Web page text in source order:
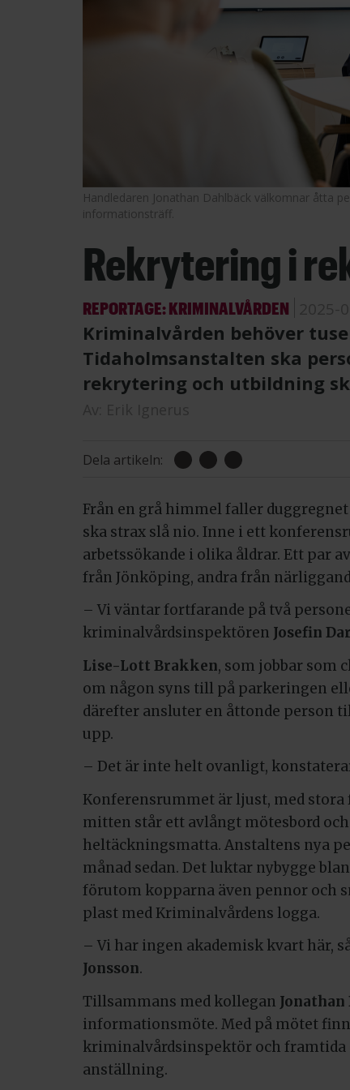
Handledaren Jonathan Dahlbäck välkomnar åtta
informationsträff.
Rekrytering i
REPORTAGE: KRIMINALVÅRDEN
Kriminalvården behöver
Tidaholmsanstalten ska
rekrytering och utbildning
Dela artikeln:
Från en grå himmel faller
ska strax slå nio. Inne i ett
arbetssökande i olika åldrar. Ett par
från Jönköping, andra från
– Vi väntar fortfarande på två
kriminalvårdsinspektören Josefin
Lise-Lott Brakken, som jobbar som
om någon syns till på parkeringen
därefter ansluter en åttonde person
upp.
– Det är inte helt ovanligt,
Konferensrummet är ljust, med
mitten står ett avlångt mötesbord
heltäckningsmatta. Anstaltens nya
månad sedan. Det luktar nybygge
förutom kopparna även pennor och
plast med Kriminalvårdens logga.
– Vi har ingen akademisk kvart här,
Jonsson.
Tillsammans med kollegan Jonathan
informationsmöte. Med på mötet
kriminalvårdsinspektör och framtida
anställning.